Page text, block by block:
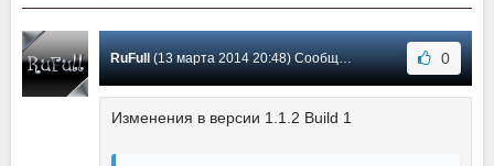
RuFull (13 марта 2014 20:48) Сообщение #10 0
Изменения в версии 1.1.2 Build 1